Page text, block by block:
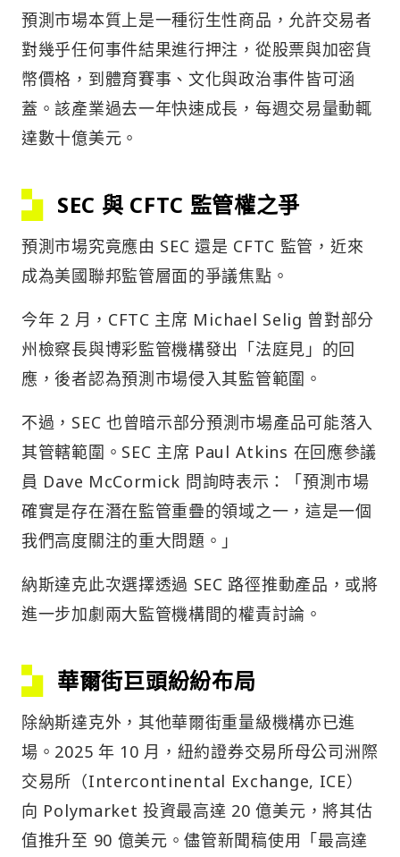
預測市場本質上是一種衍生性商品，允許交易者
對幾乎任何事件結果進行押注，從股票與加密貨
幣價格，到體育賽事、文化與政治事件皆可涵
蓋。該產業過去一年快速成長，每週交易量動輒
達數十億美元。
SEC 與 CFTC 監管權之爭
預測市場究竟應由 SEC 還是 CFTC 監管，近來
成為美國聯邦監管層面的爭議焦點。
今年 2 月，CFTC 主席 Michael Selig 曾對部分
州檢察長與博彩監管機構發出「法庭見」的回
應，後者認為預測市場侵入其監管範圍。
不過，SEC 也曾暗示部分預測市場產品可能落入
其管轄範圍。SEC 主席 Paul Atkins 在回應參議
員 Dave McCormick 問詢時表示：「預測市場
確實是存在潛在監管重疊的領域之一，這是一個
我們高度關注的重大問題。」
納斯達克此次選擇透過 SEC 路徑推動產品，或將
進一步加劇兩大監管機構間的權責討論。
華爾街巨頭紛紛布局
除納斯達克外，其他華爾街重量級機構亦已進
場。2025 年 10 月，紐約證券交易所母公司洲際
交易所（Intercontinental Exchange, ICE）
向 Polymarket 投資最高達 20 億美元，將其估
值推升至 90 億美元。儘管新聞稿使用「最高達